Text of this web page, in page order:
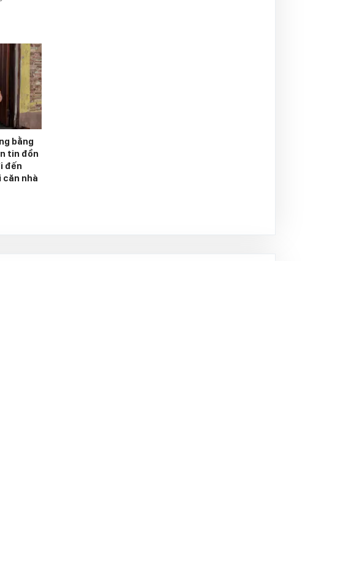
bằng
tin đồn
đến
nhà